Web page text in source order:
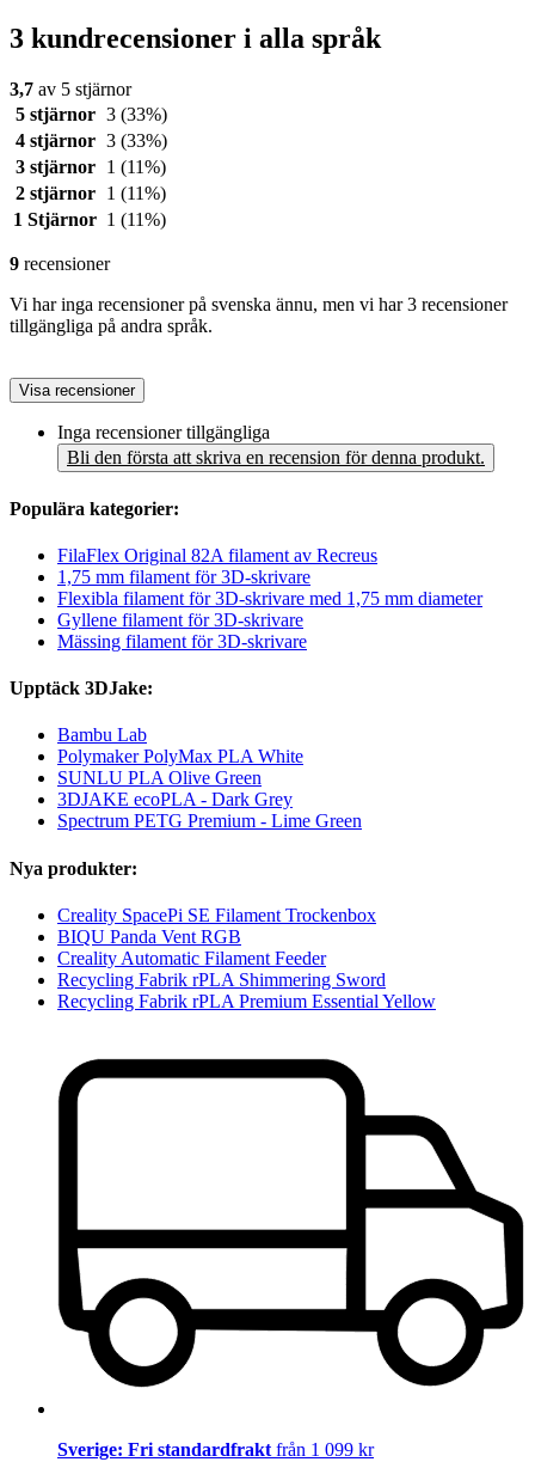
3 kundrecensioner i alla språk
3,7 av 5 stjärnor
5 stjärnor 3 (33%)
4 stjärnor 3 (33%)
3 stjärnor
1 (11%)
2 stjärnor
1 (11%)
1 Stjärnor 1 (11%)
9 recensioner
Vi har inga recensioner på svenska ännu, men vi har 3 recensioner
tillgängliga på andra språk.
Visa recensioner
Inga recensioner tillgängliga
Bli den första att skriva en recension för denna produkt.
Populära kategorier:
FilaFlex Original 82A filament av Recreus
1,75 mm filament för 3D-skrivare
Flexibla filament för 3D-skrivare med 1,75 mm diameter
Gyllene filament för 3D-skrivare
Mässing filament för 3D-skrivare
Upptäck 3DJake:
Bambu Lab
Polymaker PolyMax PLA White
SUNLU PLA Olive Green
3DJAKE ecoPLA - Dark Grey
Spectrum PETG Premium - Lime Green
Nya produkter:
Creality SpacePi SE Filament Trockenbox
BIQU Panda Vent RGB
Creality Automatic Filament Feeder
Recycling Fabrik rPLA Shimmering Sword
Recycling Fabrik rPLA Premium Essential Yellow
Sverige: Fri standardfrakt från 1 099 kr